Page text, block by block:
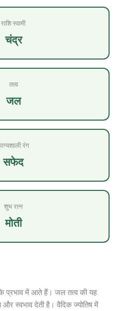
राशि स्वामी
चंद्र
तत्व
जल
रंग
सफेद
शुभ रत्न
मोती
प्रभाव में आते हैं। जल तत्व की यह
स्वभाव देती है। वैदिक ज्योतिष में